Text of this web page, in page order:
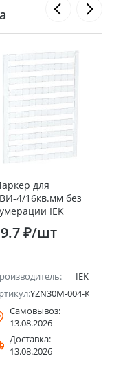
для
4/16кв.мм без
IEK
₽/шт
IEK
YZN30M-004-K00
Самовывоз:
13.08.2026
Доставка:
13.08.2026